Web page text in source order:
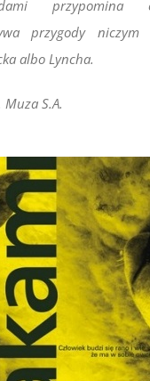
przypomina
przygody
albo Lyncha.
Muza S.A.